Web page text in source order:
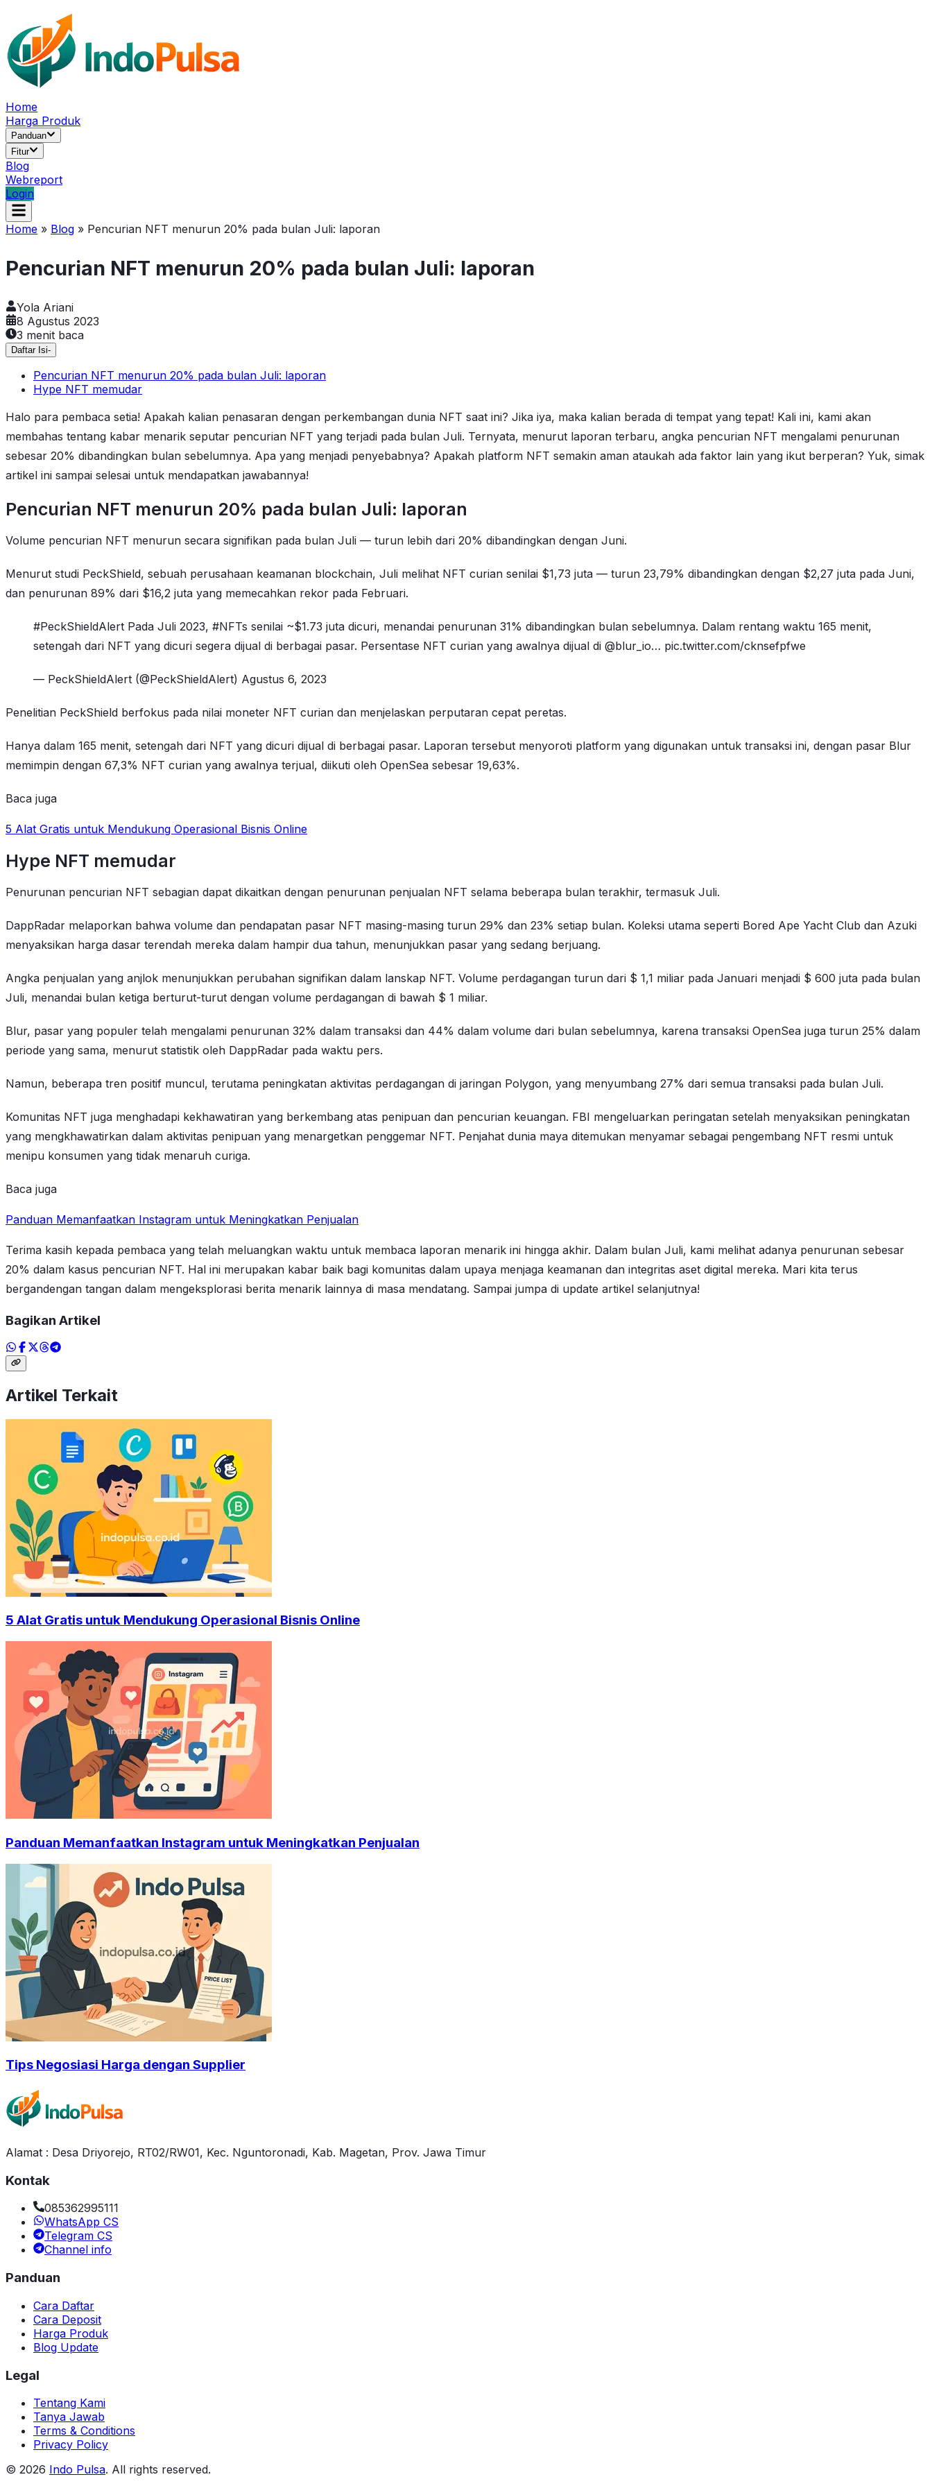
Home
Harga Produk
Panduan
Fitur
Blog
Webreport
Login
Home » Blog » Pencurian NFT menurun 20% pada bulan Juli: laporan
Pencurian NFT menurun 20% pada bulan Juli: laporan
Yola Ariani
8 Agustus 2023
3 menit baca
Daftar Isi-
Pencurian NFT menurun 20% pada bulan Juli: laporan
Hype NFT memudar
Halo para pembaca setia! Apakah kalian penasaran dengan perkembangan dunia NFT saat ini? Jika iya, maka kalian berada di tempat yang tepat! Kali ini, kami akan
membahas tentang kabar menarik seputar pencurian NFT yang terjadi pada bulan Juli. Ternyata, menurut laporan terbaru, angka pencurian NFT mengalami penurunan
sebesar 20% dibandingkan bulan sebelumnya. Apa yang menjadi penyebabnya? Apakah platform NFT semakin aman ataukah ada faktor lain yang ikut berperan? Yuk, simak
artikel ini sampai selesai untuk mendapatkan jawabannya!
Pencurian NFT menurun 20% pada bulan Juli: laporan
Volume pencurian NFT menurun secara signifikan pada bulan Juli — turun lebih dari 20% dibandingkan dengan Juni.
Menurut studi PeckShield, sebuah perusahaan keamanan blockchain, Juli melihat NFT curian senilai $1,73 juta — turun 23,79% dibandingkan dengan $2,27 juta pada Juni,
dan penurunan 89% dari $16,2 juta yang memecahkan rekor pada Februari.
#PeckShieldAlert Pada Juli 2023, #NFTs senilai ~$1.73 juta dicuri, menandai penurunan 31% dibandingkan bulan sebelumnya. Dalam rentang waktu 165 menit,
setengah dari NFT yang dicuri segera dijual di berbagai pasar. Persentase NFT curian yang awalnya dijual di @blur_io… pic.twitter.com/cknsefpfwe
— PeckShieldAlert (@PeckShieldAlert) Agustus 6, 2023
Penelitian PeckShield berfokus pada nilai moneter NFT curian dan menjelaskan perputaran cepat peretas.
Hanya dalam 165 menit, setengah dari NFT yang dicuri dijual di berbagai pasar. Laporan tersebut menyoroti platform yang digunakan untuk transaksi ini, dengan pasar Blur
memimpin dengan 67,3% NFT curian yang awalnya terjual, diikuti oleh OpenSea sebesar 19,63%.
Baca juga
5 Alat Gratis untuk Mendukung Operasional Bisnis Online
Hype NFT memudar
Penurunan pencurian NFT sebagian dapat dikaitkan dengan penurunan penjualan NFT selama beberapa bulan terakhir, termasuk Juli.
DappRadar melaporkan bahwa volume dan pendapatan pasar NFT masing-masing turun 29% dan 23% setiap bulan. Koleksi utama seperti Bored Ape Yacht Club dan Azuki
menyaksikan harga dasar terendah mereka dalam hampir dua tahun, menunjukkan pasar yang sedang berjuang.
Angka penjualan yang anjlok menunjukkan perubahan signifikan dalam lanskap NFT. Volume perdagangan turun dari $ 1,1 miliar pada Januari menjadi $ 600 juta pada bulan
Juli, menandai bulan ketiga berturut-turut dengan volume perdagangan di bawah $ 1 miliar.
Blur, pasar yang populer telah mengalami penurunan 32% dalam transaksi dan 44% dalam volume dari bulan sebelumnya, karena transaksi OpenSea juga turun 25% dalam
periode yang sama, menurut statistik oleh DappRadar pada waktu pers.
Namun, beberapa tren positif muncul, terutama peningkatan aktivitas perdagangan di jaringan Polygon, yang menyumbang 27% dari semua transaksi pada bulan Juli.
Komunitas NFT juga menghadapi kekhawatiran yang berkembang atas penipuan dan pencurian keuangan. FBI mengeluarkan peringatan setelah menyaksikan peningkatan
yang mengkhawatirkan dalam aktivitas penipuan yang menargetkan penggemar NFT. Penjahat dunia maya ditemukan menyamar sebagai pengembang NFT resmi untuk
menipu konsumen yang tidak menaruh curiga.
Baca juga
Panduan Memanfaatkan Instagram untuk Meningkatkan Penjualan
Terima kasih kepada pembaca yang telah meluangkan waktu untuk membaca laporan menarik ini hingga akhir. Dalam bulan Juli, kami melihat adanya penurunan sebesar
20% dalam kasus pencurian NFT. Hal ini merupakan kabar baik bagi komunitas dalam upaya menjaga keamanan dan integritas aset digital mereka. Mari kita terus
bergandengan tangan dalam mengeksplorasi berita menarik lainnya di masa mendatang. Sampai jumpa di update artikel selanjutnya!
Bagikan Artikel
Artikel Terkait
5 Alat Gratis untuk Mendukung Operasional Bisnis Online
Panduan Memanfaatkan Instagram untuk Meningkatkan Penjualan
Tips Negosiasi Harga dengan Supplier
Alamat : Desa Driyorejo, RT02/RW01, Kec. Nguntoronadi, Kab. Magetan, Prov. Jawa Timur
Kontak
085362995111
WhatsApp CS
Telegram CS
Channel info
Panduan
Cara Daftar
Cara Deposit
Harga Produk
Blog Update
Legal
Tentang Kami
Tanya Jawab
Terms & Conditions
Privacy Policy
© 2026 Indo Pulsa. All rights reserved.